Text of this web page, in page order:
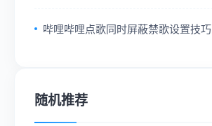
哔哩哔哩点歌同时屏蔽禁歌设置技巧
随机推荐